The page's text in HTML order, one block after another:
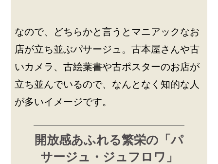
なので、どちらかと言うとマニアックなお
店が立ち並ぶパサージュ。古本屋さんや古
いカメラ、古絵葉書や古ポスターのお店が
立ち並んでいるので、なんとなく知的な人
が多いイメージです。
開放感あふれる繁栄の「パ
サージュ・ジュフロワ」